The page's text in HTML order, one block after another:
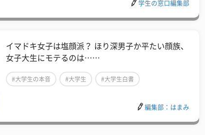
学生の窓口編集部
イマドキ女子は塩顔派？ ほり深男子か平たい顔族、
女子大生にモテるのは……
#大学生の本音 #大学生 #大学生白書
編集部：はまみ